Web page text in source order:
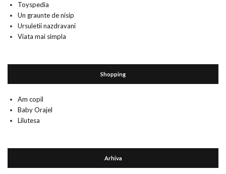
Toyspedia
Un graunte de nisip
Ursuletii nazdravani
Viata mai simpla
Shopping
Am copil
Baby Orajel
Lilutesa
Arhiva